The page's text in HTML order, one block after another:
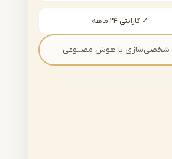
✓ گارانتی ۲۴ ماهه
شخصی‌سازی با هوش مصنوعی